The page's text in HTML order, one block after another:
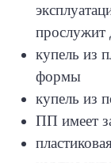
прослужит
купель из
формы
купель из
ПП имеет